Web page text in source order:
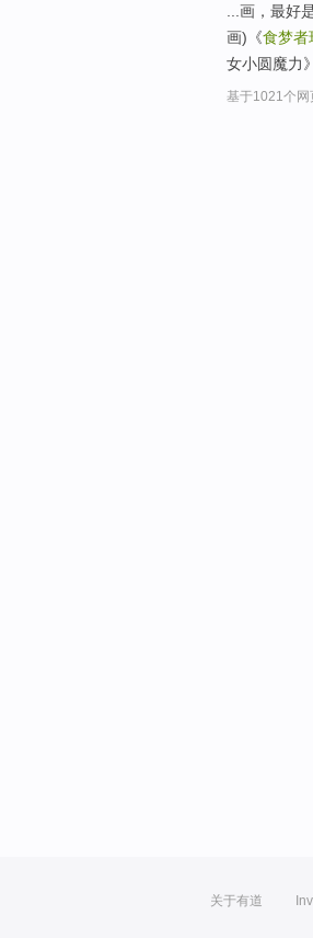
...画，最
画)《食梦者
女小圆魔力
基于1021个网
关于有道